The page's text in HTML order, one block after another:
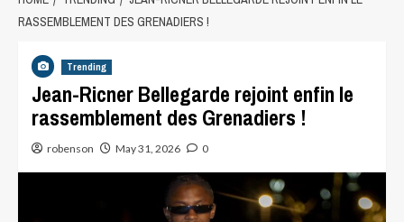
RASSEMBLEMENT DES GRENADIERS !
Trending
Jean-Ricner Bellegarde rejoint enfin le
rassemblement des Grenadiers !
robenson May 31, 2026 0